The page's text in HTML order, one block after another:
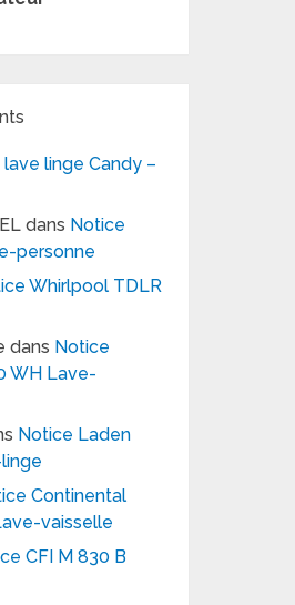
linge Candy –
dans Notice
personne
Whirlpool TDLR
dans Notice
WH Lave-
Notice Laden
Continental
vaisselle
CFI M 830 B